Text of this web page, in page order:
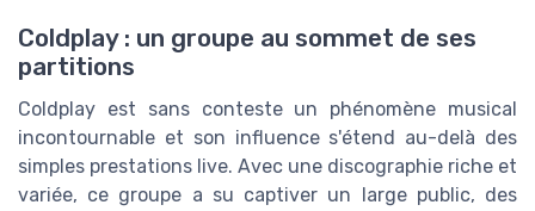
Coldplay : un groupe au sommet de ses
partitions
Coldplay est sans conteste un phénomène musical
incontournable et son influence s'étend au-delà des
simples prestations live. Avec une discographie riche et
variée, ce groupe a su captiver un large public, des